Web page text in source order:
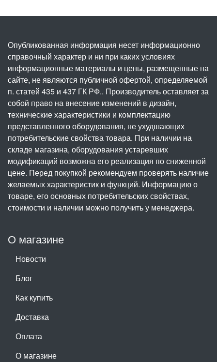
О магазине
Новости
Блог
Как купить
Доставка
Оплата
О магазине
Опубликованная информация несет информационно
справочный характер и ни при каких условиях
информационные материалы и цены, размещенные на
сайте, не являются публичной офертой, определяемой
п. статей 435 и 437 ГК РФ.. Производитель оставляет за
собой право на внесение изменений в дизайн,
технические характеристики и комплектацию
представленного оборудования, не ухудшающих
потребительские свойства товара. При наличии на
складе магазина, оборудования устаревших
модификаций возможна его реализация по сниженной
цене. Перед покупкой рекомендуем проверять наличие
желаемых характеристик и функций. Информацию о
товаре, его основных потребительских свойствах,
стоимости и наличии можно получить у менеджера.